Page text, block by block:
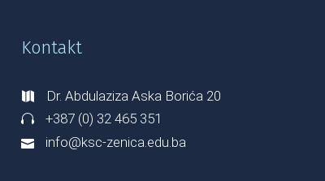
Kontakt
Dr. Abdulaziza Aska Borića 20
+387 (0) 32 465 351
info@ksc-zenica.edu.ba